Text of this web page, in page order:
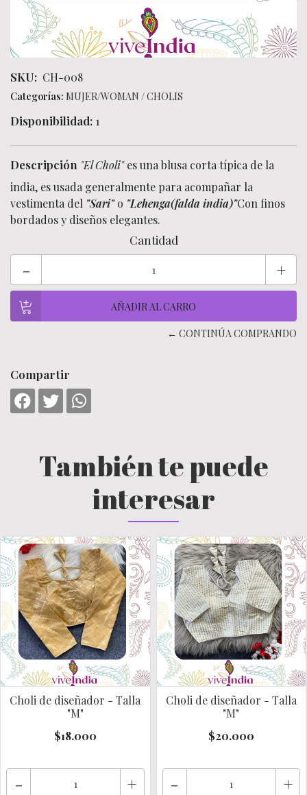
SKU: CH-008
Categorías: MUJER/WOMAN /CHOLIS
Disponibilidad: 1
Descripción "El Choli"es una blusa corta típica de la
india, es usada generalmente para acompañar la
vestimenta del "Sari"o "Lehenga(falda india)"Con finos
bordados y diseños elegantes.
Cantidad
- +
← CONTINÚA COMPRANDO
Compartir
También te puede
interesar
Choli de diseñador - Talla
"M"
$18.000
- +
Choli de diseñador - Talla
"M"
$20.000
- +